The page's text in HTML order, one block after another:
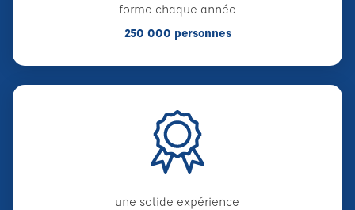
forme chaque année
250 000 personnes
une solide expérience